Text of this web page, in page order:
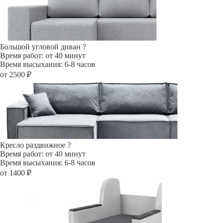
Большой угловой диван ?
Время работ: от 40 минут
Время высыхания: 6-8 часов
от 2500 ₽
Кресло раздвижное ?
Время работ: от 40 минут
Время высыхания: 6-8 часов
от 1400 ₽